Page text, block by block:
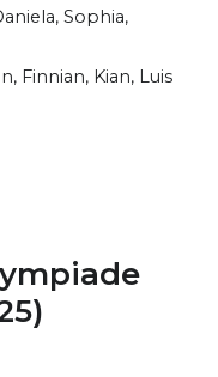
Sophia,
Finnian, Kian, Luis